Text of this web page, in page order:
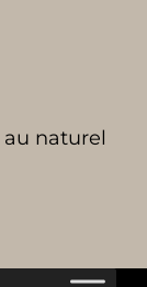
au naturel